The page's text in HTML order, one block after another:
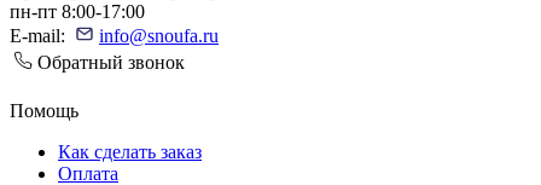
пн-пт 8:00-17:00
E-mail:
info@snoufa.ru
Обратный звонок
Помощь
Как сделать заказ
Оплата